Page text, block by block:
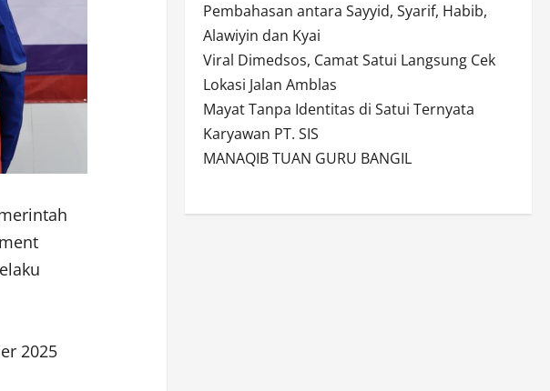
2025
Pembahasan antara Sayyid, Syarif, Habib,
Alawiyin dan Kyai
Viral Dimedsos, Camat Satui Langsung Cek
Lokasi Jalan Amblas
Mayat Tanpa Identitas di Satui Ternyata
Karyawan PT. SIS
MANAQIB TUAN GURU BANGIL